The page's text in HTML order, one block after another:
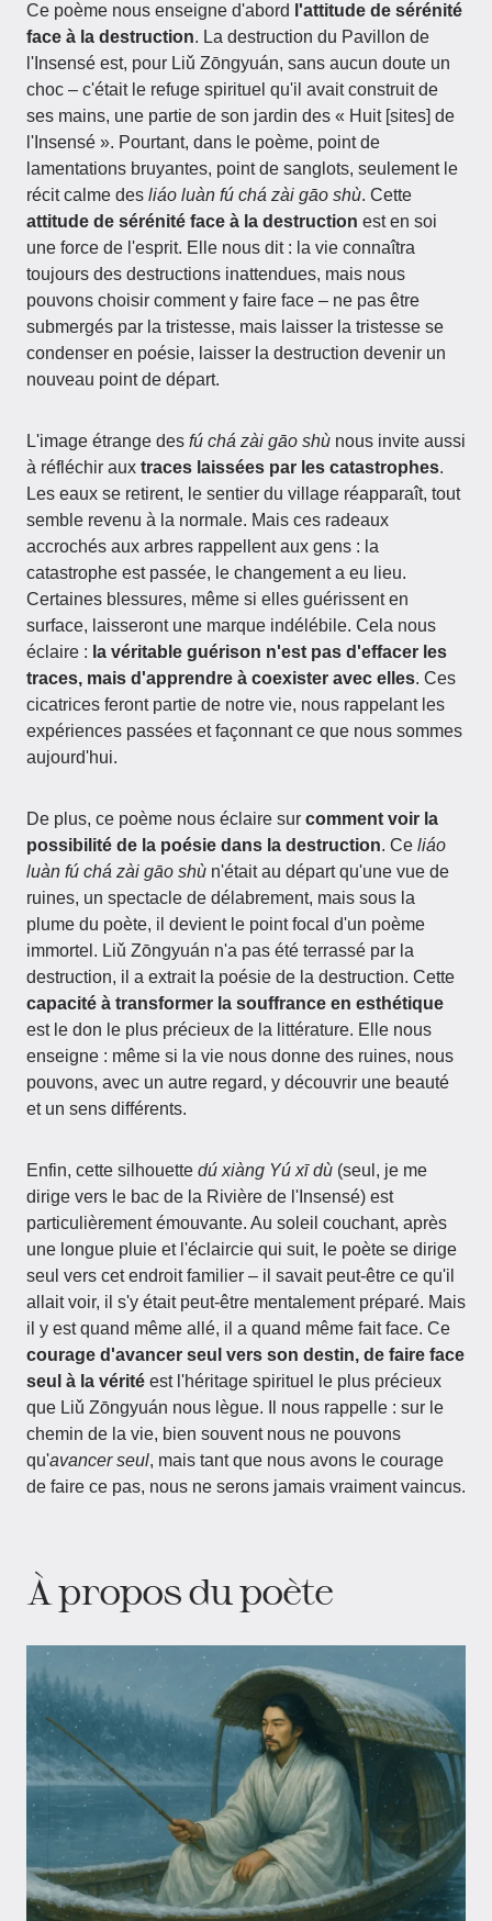
Ce poème nous enseigne d'abord l'attitude de sérénité
face à la destruction. La destruction du Pavillon de
l'Insensé est, pour Liǔ Zōngyuán, sans aucun doute un
choc – c'était le refuge spirituel qu'il avait construit de
ses mains, une partie de son jardin des « Huit [sites] de
l'Insensé ». Pourtant, dans le poème, point de
lamentations bruyantes, point de sanglots, seulement le
récit calme des liáo luàn fú chá zài gāo shù. Cette
attitude de sérénité face à la destruction est en soi
une force de l'esprit. Elle nous dit : la vie connaîtra
toujours des destructions inattendues, mais nous
pouvons choisir comment y faire face – ne pas être
submergés par la tristesse, mais laisser la tristesse se
condenser en poésie, laisser la destruction devenir un
nouveau point de départ.
L'image étrange des fú chá zài gāo shù nous invite aussi
à réfléchir aux traces laissées par les catastrophes.
Les eaux se retirent, le sentier du village réapparaît, tout
semble revenu à la normale. Mais ces radeaux
accrochés aux arbres rappellent aux gens : la
catastrophe est passée, le changement a eu lieu.
Certaines blessures, même si elles guérissent en
surface, laisseront une marque indélébile. Cela nous
éclaire : la véritable guérison n'est pas d'effacer les
traces, mais d'apprendre à coexister avec elles. Ces
cicatrices feront partie de notre vie, nous rappelant les
expériences passées et façonnant ce que nous sommes
aujourd'hui.
De plus, ce poème nous éclaire sur comment voir la
possibilité de la poésie dans la destruction. Ce liáo
luàn fú chá zài gāo shù n'était au départ qu'une vue de
ruines, un spectacle de délabrement, mais sous la
plume du poète, il devient le point focal d'un poème
immortel. Liǔ Zōngyuán n'a pas été terrassé par la
destruction, il a extrait la poésie de la destruction. Cette
capacité à transformer la souffrance en esthétique
est le don le plus précieux de la littérature. Elle nous
enseigne : même si la vie nous donne des ruines, nous
pouvons, avec un autre regard, y découvrir une beauté
et un sens différents.
Enfin, cette silhouette dú xiàng Yú xī dù (seul, je me
dirige vers le bac de la Rivière de l'Insensé) est
particulièrement émouvante. Au soleil couchant, après
une longue pluie et l'éclaircie qui suit, le poète se dirige
seul vers cet endroit familier – il savait peut-être ce qu'il
allait voir, il s'y était peut-être mentalement préparé. Mais
il y est quand même allé, il a quand même fait face. Ce
courage d'avancer seul vers son destin, de faire face
seul à la vérité est l'héritage spirituel le plus précieux
que Liǔ Zōngyuán nous lègue. Il nous rappelle : sur le
chemin de la vie, bien souvent nous ne pouvons
qu'avancer seul, mais tant que nous avons le courage
de faire ce pas, nous ne serons jamais vraiment vaincus.
À propos du poète